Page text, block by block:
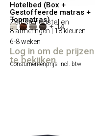
Hotelbed (Box +
Gestoffeerde matras +
Topmatras)
Zelf samenstellen
+ 14
8 afmetingen | 18 kleuren
6-8 weken
Log in om de prijzen
te bekijken
Consumentenprijs incl. btw